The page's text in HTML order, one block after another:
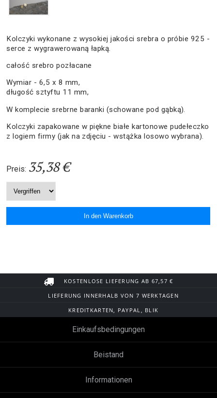
Kolczyki wykonane z wysokiej jakości srebra o próbie 925 -
serce z wygrawerowaną łapką.
całość srebro pozłacane
Wymiar - 6,5 x 8 mm,
długość sztyftu 11 mm,
W komplecie srebrne baranki (schowane pod gąbką).
Kolczyki zapakowane w piękne białe kartonowe pudełeczko
z logiem firmy (jak na zdjęciu - wstążka losowo wybrana).
Preis: 35,38 €
KOSTENLOSE LIEFERUNG AB 67,57 €
LIEFERUNG INNERHALB VON 7 WERKTAGEN
KREDITKARTEN, PAYPAL, BLIK
Einkaufsbedingungen
Beistand
Informationen